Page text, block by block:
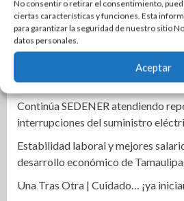
No consentir o retirar el consentimiento,
ciertas características y funciones. Esta
para garantizar la seguridad de nuestro sitio
datos personales.
Aceptar
Descarta Gustavo Cárdenas ir por
fortalecer a MC
Encabeza Armando Martínez
Señal Política siguen cambio en el
Continúa SEDENER atendiendo
interrupciones del suministro
Estabilidad laboral y mejores
desarrollo económico de
Una Tras Otra | Cuidado… ¡ya